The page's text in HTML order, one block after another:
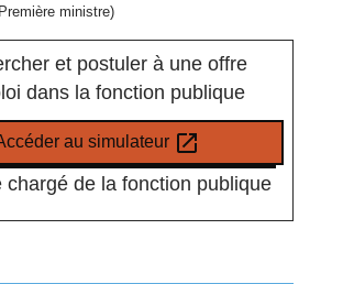
ministre)
et postuler à une offre
dans la fonction publique
au simulateur open_in_new
chargé de la fonction publique